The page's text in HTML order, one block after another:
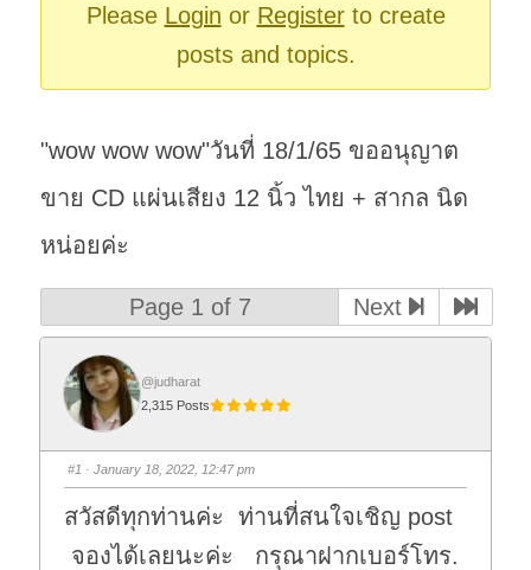
Please Login or Registerto create
posts and topics.
"wow wow wow"วันที่ 18/1/65 ขออนุญาต
ขาย CD แผ่นเสียง 12 นิ้ว ไทย + สากล นิด
หน่อยค่ะ
Page 1 of 7 Next
@judharat
2,315 Posts
#1 · January 18, 2022, 12:47 pm
สวัสดีทุกท่านค่ะ ท่านที่สนใจเชิญ post
จองได้เลยนะค่ะ กรุณาฝากเบอร์โทร.